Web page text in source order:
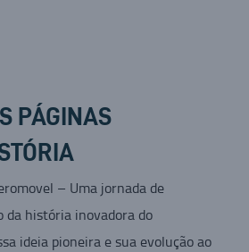
PÁGINAS
– Uma jornada de
da história inovadora do
ideia pioneira e sua evolução ao